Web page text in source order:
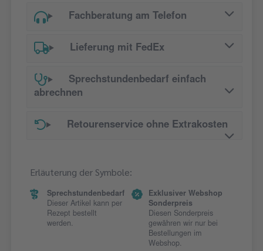
Fachberatung am Telefon
Lieferung mit FedEx
Sprechstundenbedarf einfach
abrechnen
Retourenservice ohne Extrakosten
Erläuterung der Symbole:
Sprechstundenbedarf
Dieser Artikel kann per
Rezept bestellt
werden.
Exklusiver Webshop
Sonderpreis
Diesen Sonderpreis
gewähren wir nur bei
Bestellungen im
Webshop.